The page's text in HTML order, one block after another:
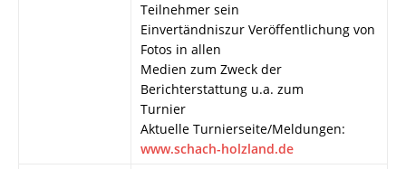
Teilnehmer sein
Einvertändniszur Veröffentlichung von
Fotos in allen
Medien zum Zweck der
Berichterstattung u.a. zum
Turnier
Aktuelle Turnierseite/Meldungen:
www.schach-holzland.de